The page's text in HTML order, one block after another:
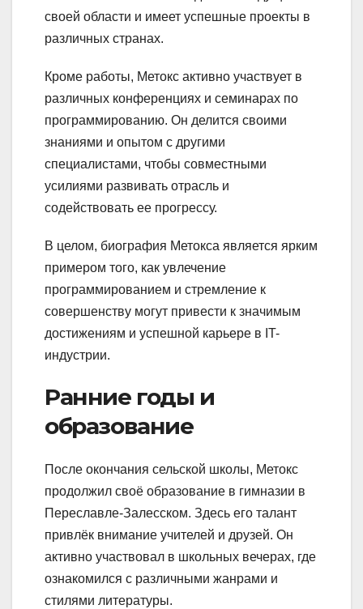
своей области и имеет успешные проекты в
различных странах.
Кроме работы, Метокс активно участвует в
различных конференциях и семинарах по
программированию. Он делится своими
знаниями и опытом с другими
специалистами, чтобы совместными
усилиями развивать отрасль и
содействовать ее прогрессу.
В целом, биография Метокса является ярким
примером того, как увлечение
программированием и стремление к
совершенству могут привести к значимым
достижениям и успешной карьере в IT-
индустрии.
Ранние годы и
образование
После окончания сельской школы, Метокс
продолжил своё образование в гимназии в
Переславле-Залесском. Здесь его талант
привлёк внимание учителей и друзей. Он
активно участвовал в школьных вечерах, где
ознакомился с различными жанрами и
стилями литературы.